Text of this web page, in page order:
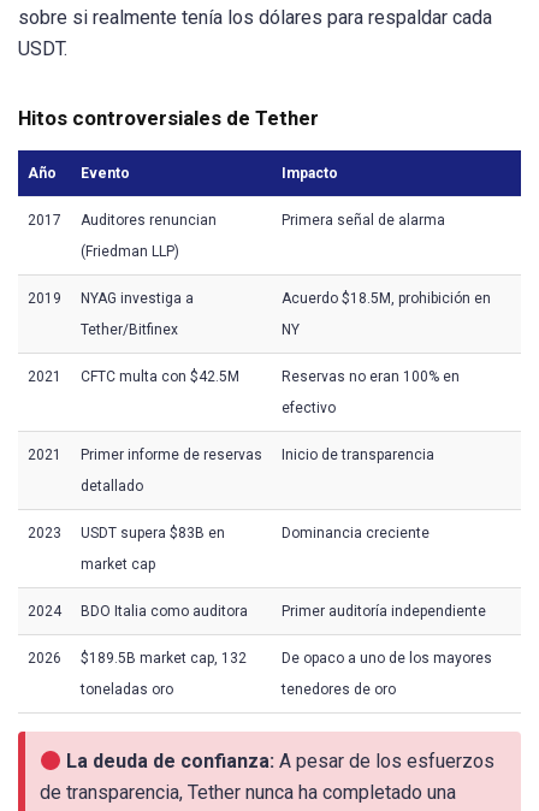
sobre si realmente tenía los dólares para respaldar cada
USDT.
Hitos controversiales de Tether
Año Evento Impacto
2017
Auditores renuncian
(Friedman LLP)
Primera señal de alarma
2019
NYAG investiga a
Tether/Bitfinex
Acuerdo $18.5M, prohibición en
NY
2021 CFTC multa con $42.5M
Reservas no eran 100% en
efectivo
2021
Primer informe de reservas
detallado
Inicio de transparencia
2023
USDT supera $83B en
market cap
Dominancia creciente
2024 BDO Italia como auditora Primer auditoría independiente
2026
$189.5B market cap, 132
toneladas oro
De opaco a uno de los mayores
tenedores de oro
La deuda de confianza: A pesar de los esfuerzos
de transparencia, Tether nunca ha completado una